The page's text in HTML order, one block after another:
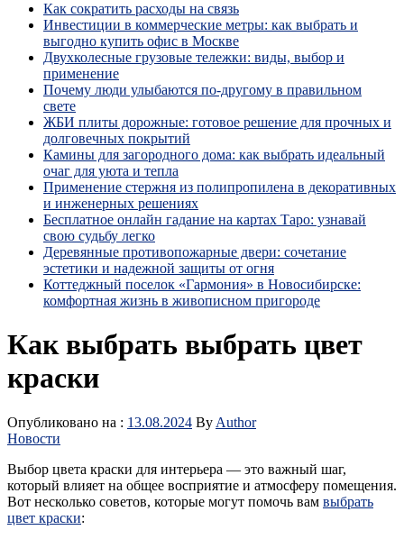
Как сократить расходы на связь
Инвестиции в коммерческие метры: как выбрать и
выгодно купить офис в Москве
Двухколесные грузовые тележки: виды, выбор и
применение
Почему люди улыбаются по‑другому в правильном
свете
ЖБИ плиты дорожные: готовое решение для прочных и
долговечных покрытий
Камины для загородного дома: как выбрать идеальный
очаг для уюта и тепла
Применение стержня из полипропилена в декоративных
и инженерных решениях
Бесплатное онлайн гадание на картах Таро: узнавай
свою судьбу легко
Деревянные противопожарные двери: сочетание
эстетики и надежной защиты от огня
Коттеджный поселок «Гармония» в Новосибирске:
комфортная жизнь в живописном пригороде
Как выбрать выбрать цвет
краски
Опубликовано на : 13.08.2024 By Author
Новости
Выбор цвета краски для интерьера — это важный шаг,
который влияет на общее восприятие и атмосферу помещения.
Вот несколько советов, которые могут помочь вам выбрать
цвет краски: